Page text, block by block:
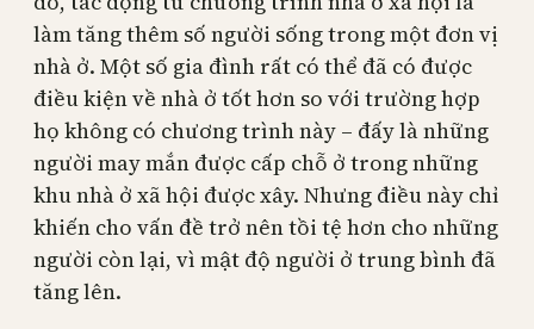
làm tăng thêm số người sống trong một đơn vị
nhà ở. Một số gia đình rất có thể đã có được
điều kiện về nhà ở tốt hơn so với trường hợp
họ không có chương trình này – đấy là những
người may mắn được cấp chỗ ở trong những
khu nhà ở xã hội được xây. Nhưng điều này chỉ
khiến cho vấn đề trở nên tồi tệ hơn cho những
người còn lại, vì mật độ người ở trung bình đã
tăng lên.